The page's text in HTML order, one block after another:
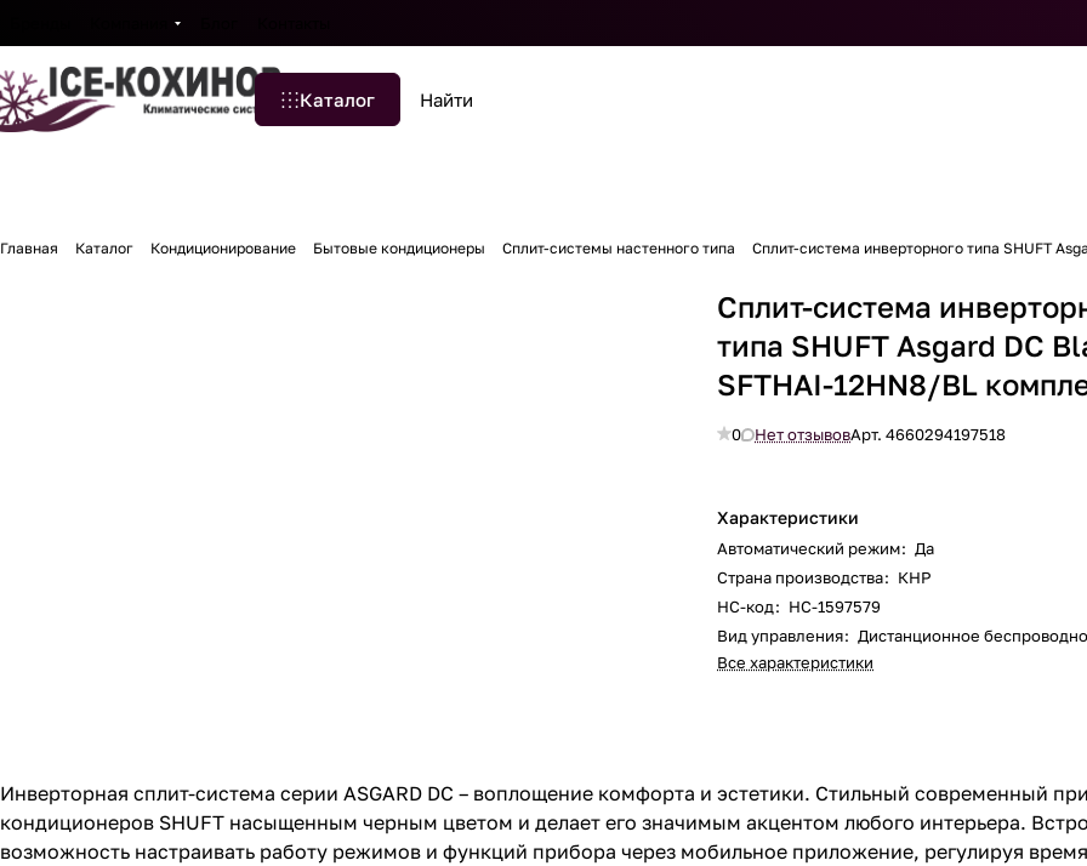
Каталог
Главная Каталог Кондиционирование Бытовые кондиционеры Сплит-системы настенного типа Сплит-система инверторного типа SHUFT
Сплит-система
типа SHUFT Asgard DC
SFTHAI-12HN8/BL
0 Нет отзывовАрт.4660294197518
Характеристики
Автоматический режим: Да
Страна производства: КНР
НС-код: НС-1597579
Вид управления: Дистанционное
Все характеристики
Инверторная сплит-система серии ASGARD DC – воплощение комфорта и эстетики. Стильный современный
кондиционеров SHUFT насыщенным черным цветом и делает его значимым акцентом любого интерьера.
возможность настраивать работу режимов и функций прибора через мобильное приложение, регулируя